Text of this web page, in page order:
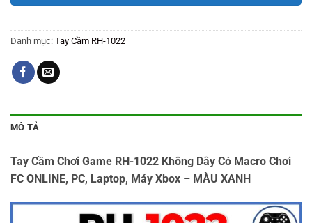
Danh mục: Tay Cầm RH-1022
MÔ TẢ
Tay Cầm Chơi Game RH-1022 Không Dây Có Macro Chơi
FC ONLINE, PC, Laptop, Máy Xbox – MÀU XANH